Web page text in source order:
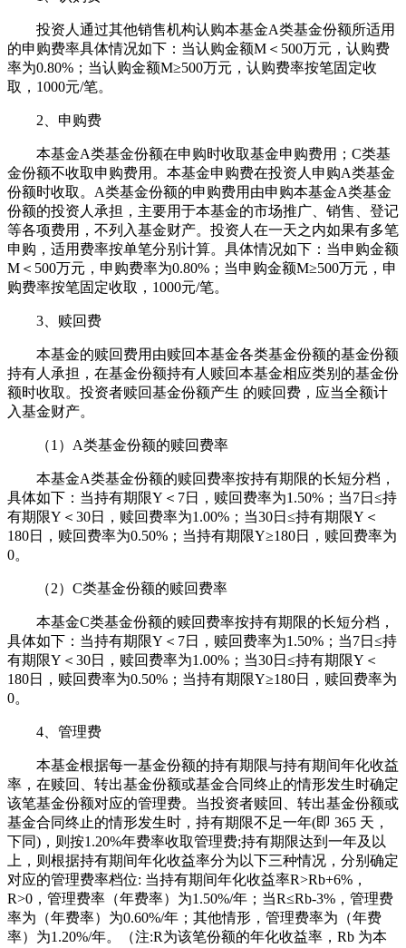
投资人通过其他销售机构认购本基金A类基金份额所适用
的申购费率具体情况如下：当认购金额M＜500万元，认购费
率为0.80%；当认购金额M≥500万元，认购费率按笔固定收
取，1000元/笔。
2、申购费
本基金A类基金份额在申购时收取基金申购费用；C类基
金份额不收取申购费用。本基金申购费在投资人申购A类基金
份额时收取。A类基金份额的申购费用由申购本基金A类基金
份额的投资人承担，主要用于本基金的市场推广、销售、登记
等各项费用，不列入基金财产。投资人在一天之内如果有多笔
申购，适用费率按单笔分别计算。具体情况如下：当申购金额
M＜500万元，申购费率为0.80%；当申购金额M≥500万元，申
购费率按笔固定收取，1000元/笔。
3、赎回费
本基金的赎回费用由赎回本基金各类基金份额的基金份额
持有人承担，在基金份额持有人赎回本基金相应类别的基金份
额时收取。投资者赎回基金份额产生 的赎回费，应当全额计
入基金财产。
（1）A类基金份额的赎回费率
本基金A类基金份额的赎回费率按持有期限的长短分档，
具体如下：当持有期限Y＜7日，赎回费率为1.50%；当7日≤持
有期限Y＜30日，赎回费率为1.00%；当30日≤持有期限Y＜
180日，赎回费率为0.50%；当持有期限Y≥180日，赎回费率为
0。
（2）C类基金份额的赎回费率
本基金C类基金份额的赎回费率按持有期限的长短分档，
具体如下：当持有期限Y＜7日，赎回费率为1.50%；当7日≤持
有期限Y＜30日，赎回费率为1.00%；当30日≤持有期限Y＜
180日，赎回费率为0.50%；当持有期限Y≥180日，赎回费率为
0。
4、管理费
本基金根据每一基金份额的持有期限与持有期间年化收益
率，在赎回、转出基金份额或基金合同终止的情形发生时确定
该笔基金份额对应的管理费。当投资者赎回、转出基金份额或
基金合同终止的情形发生时，持有期限不足一年(即 365 天，
下同)，则按1.20%年费率收取管理费;持有期限达到一年及以
上，则根据持有期间年化收益率分为以下三种情况，分别确定
对应的管理费率档位: 当持有期间年化收益率R>Rb+6%，
R>0，管理费率（年费率）为1.50%/年；当R≤Rb-3%，管理费
率为（年费率）为0.60%/年；其他情形，管理费率为（年费
率）为1.20%/年。（注:R为该笔份额的年化收益率，Rb 为本